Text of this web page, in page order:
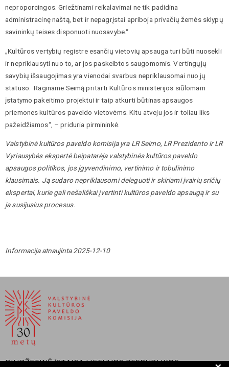
neproporcingos. Griežtinami reikalavimai ne tik padidina
administracinę naštą, bet ir nepagrįstai apriboja privačių žemės sklypų
savininkų teises disponuoti nuosavybe.“
„Kultūros vertybių registre esančių vietovių apsauga turi būti nuosekli
ir nepriklausyti nuo to, ar jos paskelbtos saugomomis. Vertingųjų
savybių išsaugojimas yra vienodai svarbus nepriklausomai nuo jų
statuso. Raginame Seimą pritarti Kultūros ministerijos siūlomam
įstatymo pakeitimo projektui ir taip atkurti būtinas apsaugos
priemones kultūros paveldo vietovėms. Kitu atveju jos ir toliau liks
pažeidžiamos“, – priduria pirmininkė.
Valstybinė kultūros paveldo komisija yra LR Seimo, LR Prezidento ir LR
Vyriausybės ekspertė beipatarėja valstybinės kultūros paveldo
apsaugos politikos, jos įgyvendinimo, vertinimo ir tobulinimo
klausimais. Ją sudaro nepriklausomi deleguoti ir skiriami įvairių sričių
ekspertai, kurie gali nešališkai įvertinti kultūros paveldo apsaugą ir su
ja susijusius procesus.
Informacija atnaujinta 2025-12-10
BIUDŽETINĖ ĮSTAIGA LIETUVOS RESPUBLIKOS